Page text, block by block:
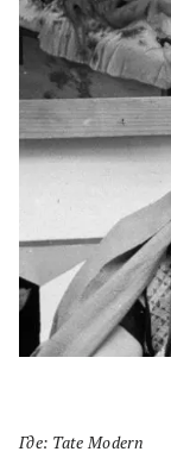
Где: Tate Modern